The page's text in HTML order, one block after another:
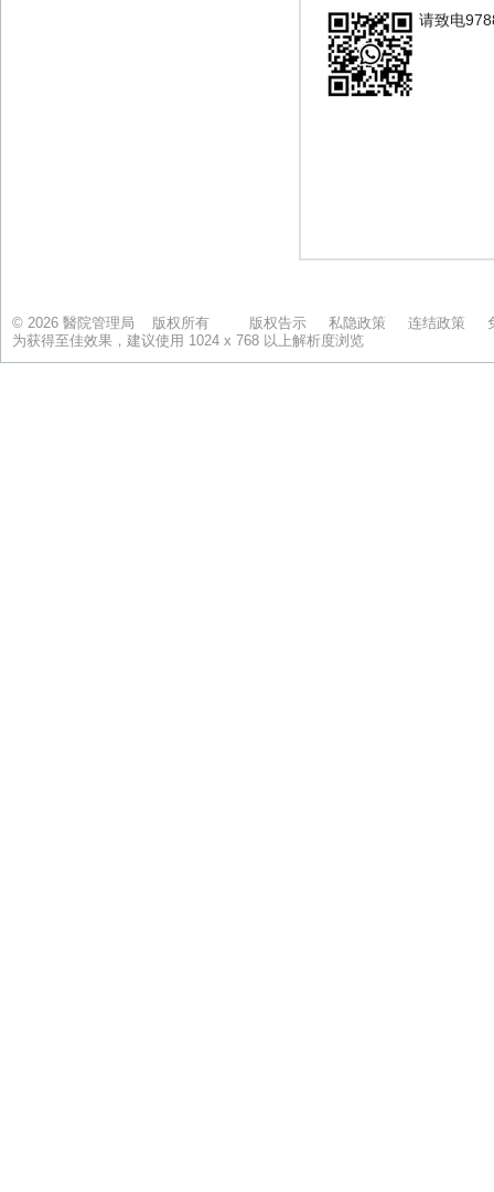
© 2026 醫院管理局 版权所有 版权告示 私隐政策 连结政策
为获得至佳效果，建议使用 1024 x 768 以上解析度浏览